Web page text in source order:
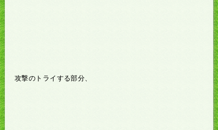
攻撃のトライする部分、